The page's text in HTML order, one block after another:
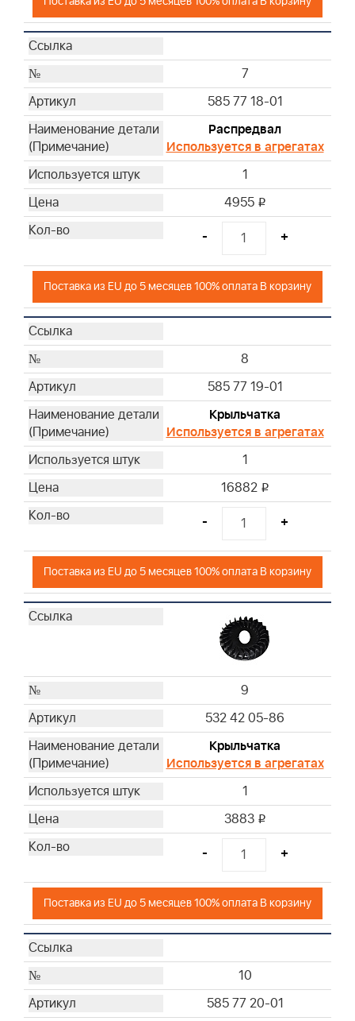
7
585 77 18-01
Распредвал
Используется в агрегатах
1
4955 i
- +
Поставка из EU до 5 месяцев 100% оплата В корзину
8
585 77 19-01
Крыльчатка
Используется в агрегатах
1
16882 i
- +
Поставка из EU до 5 месяцев 100% оплата В корзину
9
532 42 05-86
Крыльчатка
Используется в агрегатах
1
3883 i
- +
Поставка из EU до 5 месяцев 100% оплата В корзину
10
585 77 20-01